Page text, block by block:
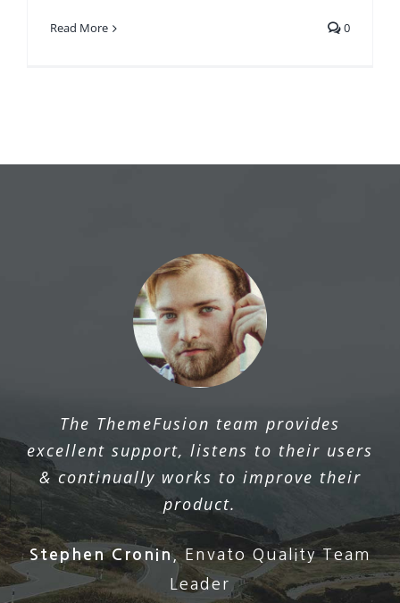
Read More 0
The ThemeFusion team provides
excellent support, listens to their users
& continually works to improve their
product.
Stephen Cronin,Envato Quality Team
Leader